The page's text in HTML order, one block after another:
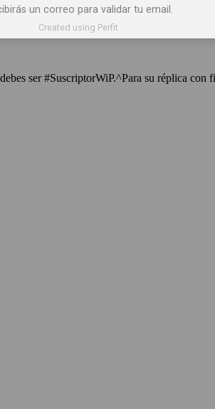
ser #SuscriptorWiP.^Para su réplica con
un correo para validar tu email.
Created using Perfit